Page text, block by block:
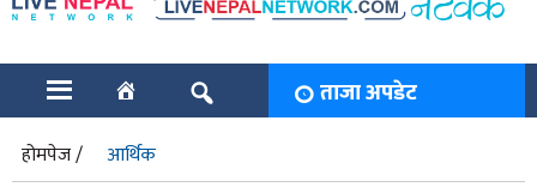
ताजा अपडेट
होमपेज / आर्थिक